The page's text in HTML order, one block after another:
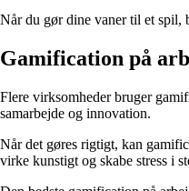
Når du gør dine vaner til et spil,
Gamification på
Flere virksomheder bruger
samarbejde og innovation.
Når det gøres rigtigt, kan
virke kunstigt og skabe stress i